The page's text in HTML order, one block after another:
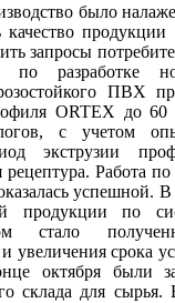
было
качество продукции
запросы
по разработке
ПВХ
ORTEX до 60
с учетом
экструзии
рецептура. Работа
успешной. В
продукции по
стало
увеличения срока
октября были
склада для сырья.